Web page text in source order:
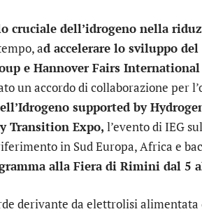
cruciale dell’idrogeno nella
ad accelerare lo sviluppo
e Hannover Fairs International
un accordo di collaborazione per
supported by
Transition Expo, l’evento di IEG
in Sud Europa, Africa e
alla Fiera di Rimini dal 5
derivante da elettrolisi